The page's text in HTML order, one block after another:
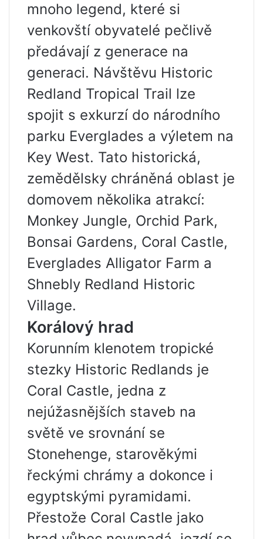
mnoho legend, které si
venkovští obyvatelé pečlivě
předávají z generace na
generaci. Návštěvu Historic
Redland Tropical Trail lze
spojit s exkurzí do národního
parku Everglades a výletem na
Key West. Tato historická,
zemědělsky chráněná oblast je
domovem několika atrakcí:
Monkey Jungle, Orchid Park,
Bonsai Gardens, Coral Castle,
Everglades Alligator Farm a
Shnebly Redland Historic
Village.
Korálový hrad
Korunním klenotem tropické
stezky Historic Redlands je
Coral Castle, jedna z
nejúžasnějších staveb na
světě ve srovnání se
Stonehenge, starověkými
řeckými chrámy a dokonce i
egyptskými pyramidami.
Přestože Coral Castle jako